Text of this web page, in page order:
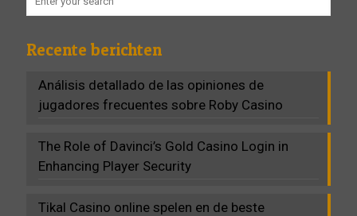
Recente berichten
Análisis detallado de las opiniones de
jugadores frecuentes sobre Roby Casino
The Role of Davinci’s Gold Casino Login in
Enhancing Player Security
Tikal Casino online spelen en de beste